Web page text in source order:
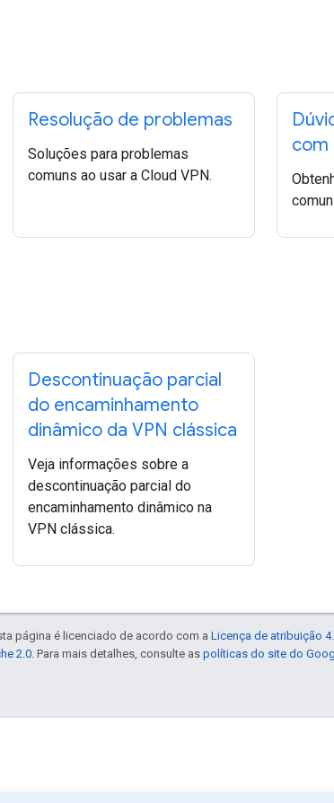
Resolução de problemas
Soluções para problemas
comuns ao usar a Cloud VPN.
com
Descontinuação parcial
do encaminhamento
dinâmico da VPN clássica
Veja informações sobre a
descontinuação parcial do
encaminhamento dinâmico na
VPN clássica.
página é licenciado de acordo com a Licença de atribuição
2.0. Para mais detalhes, consulte as políticas do site do